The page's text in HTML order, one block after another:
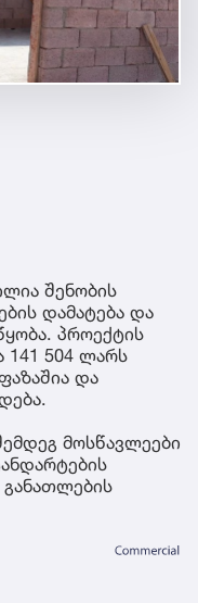
შენობის
დამატება და
პროექტის
141 504 ლარს
და
მოსწავლეები
განათლების